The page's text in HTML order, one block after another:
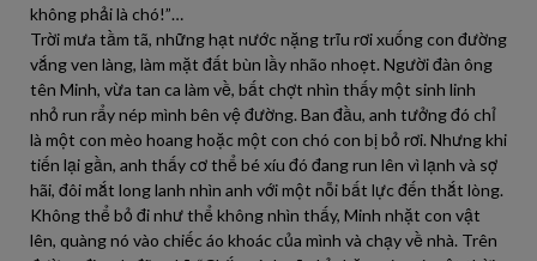
không phải là chó!”…
Trời mưa tầm tã, những hạt nước nặng trĩu rơi xuống con đường
vắng ven làng, làm mặt đất bùn lầy nhão nhoẹt. Người đàn ông
tên Minh, vừa tan ca làm về, bất chợt nhìn thấy một sinh linh
nhỏ run rẩy nép mình bên vệ đường. Ban đầu, anh tưởng đó chỉ
là một con mèo hoang hoặc một con chó con bị bỏ rơi. Nhưng khi
tiến lại gần, anh thấy cơ thể bé xíu đó đang run lên vì lạnh và sợ
hãi, đôi mắt long lanh nhìn anh với một nỗi bất lực đến thắt lòng.
Không thể bỏ đi như thể không nhìn thấy, Minh nhặt con vật
lên, quàng nó vào chiếc áo khoác của mình và chạy về nhà. Trên